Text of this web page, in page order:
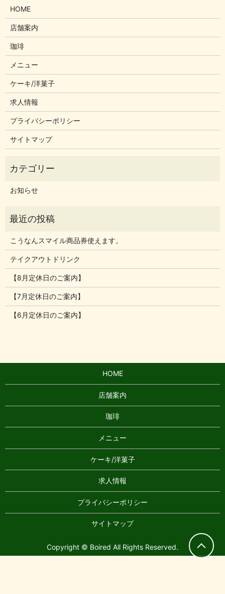
HOME
店舗案内
珈琲
メニュー
ケーキ/洋菓子
求人情報
プライバシーポリシー
サイトマップ
お知らせ
こうなんスマイル商品券使えます。
テイクアウトドリンク
【8月定休日のご案内】
【7月定休日のご案内】
【6月定休日のご案内】
HOME
店舗案内
珈琲
メニュー
ケーキ/洋菓子
求人情報
プライバシーポリシー
サイトマップ
Copyright © Boired All Rights Reserved.